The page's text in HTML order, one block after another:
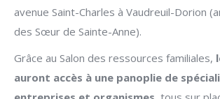
avenue Saint-Charles à Vaudreuil-Dorion
des Sœur de Sainte-Anne).
Grâce au Salon des ressources familiales,
auront accès à une panoplie de